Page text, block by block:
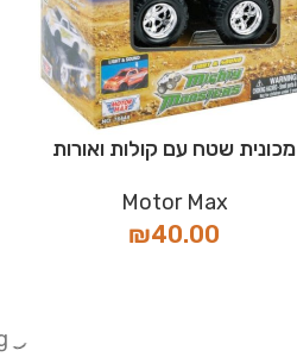
מכונית שטח עם קולות ואורות
Motor Max
₪40.00